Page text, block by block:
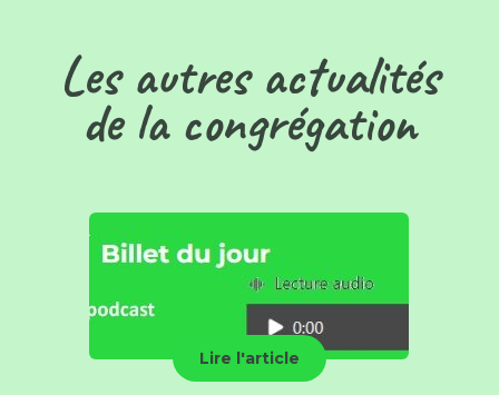
Les autres actualités
de la congrégation
Lire l'article